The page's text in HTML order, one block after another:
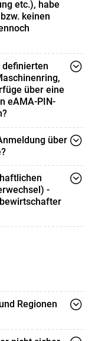
etc.), habe
keinen
folgendem Link
kundenda
definierten
über eine
eAMA-PIN-
unter
bereit.
über
technische
Link:
eAMA-Da
-
Regionen
genutzt